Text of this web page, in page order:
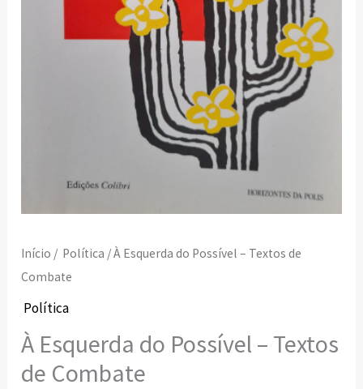
Início / Política / À Esquerda do Possível – Textos de
Combate
Política
À Esquerda do Possível – Textos
de Combate